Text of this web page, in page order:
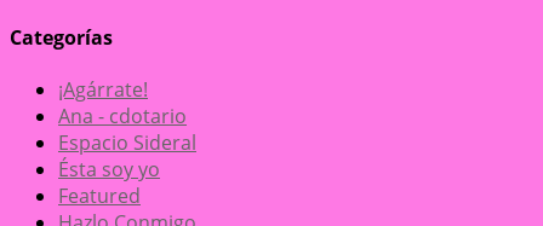
Categorías
¡Agárrate!
Ana - cdotario
Espacio Sideral
Ésta soy yo
Featured